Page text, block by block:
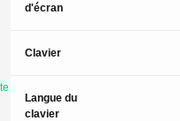
d'écran
Clavier
Langue du
clavier